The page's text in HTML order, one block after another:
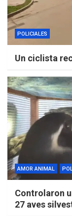
POLICIALES
Un ciclista
AMOR ANIMAL
Controlaron
27 aves